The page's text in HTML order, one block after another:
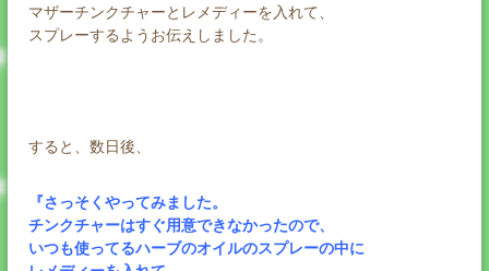
マザーチンクチャーとレメディーを入れて、
スプレーするようお伝えしました。
すると、数日後、
『さっそくやってみました。
チンクチャーはすぐ用意できなかったので、
いつも使ってるハーブのオイルのスプレーの中に